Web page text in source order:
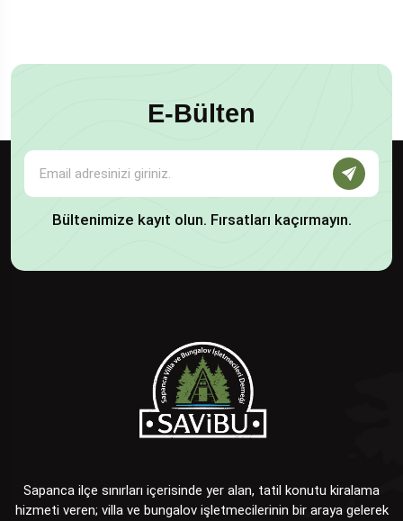
E-Bülten
Bültenimize kayıt olun. Fırsatları kaçırmayın.
Sapanca ilçe sınırları içerisinde yer alan, tatil konutu kiralama
hizmeti veren; villa ve bungalov işletmecilerinin bir araya gelerek